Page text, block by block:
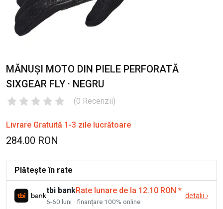
MĂNUȘI MOTO DIN PIELE PERFORATĂ
SIXGEAR FLY · NEGRU
(0 Recenzii)
Livrare Gratuită 1-3 zile lucrătoare
284.00 RON
Plătește în rate
tbi bankRate lunare de la 12.10 RON *
6-60 luni · finanțare 100% online
detalii ›